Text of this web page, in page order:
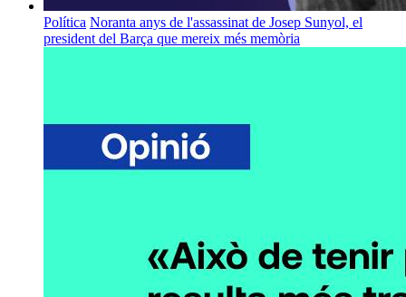
Política Noranta anys de l'assassinat de Josep Sunyol, el
president del Barça que mereix més memòria